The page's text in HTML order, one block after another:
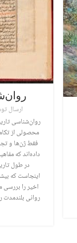
ارسال
روان‌شناسی
محصولی از
فقط ژن‌ها و
داده‌اند که
در طول
اینجاست که
اخیر را بررسی
روانی